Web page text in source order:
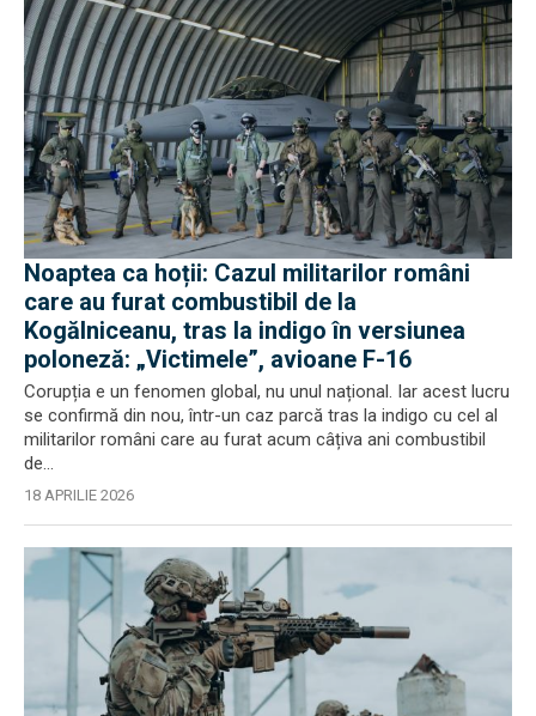
Noaptea ca hoții: Cazul militarilor români
care au furat combustibil de la
Kogălniceanu, tras la indigo în versiunea
poloneză: „Victimele”, avioane F-16
Corupția e un fenomen global, nu unul național. Iar acest lucru
se confirmă din nou, într-un caz parcă tras la indigo cu cel al
militarilor români care au furat acum câțiva ani combustibil
de...
18 APRILIE 2026